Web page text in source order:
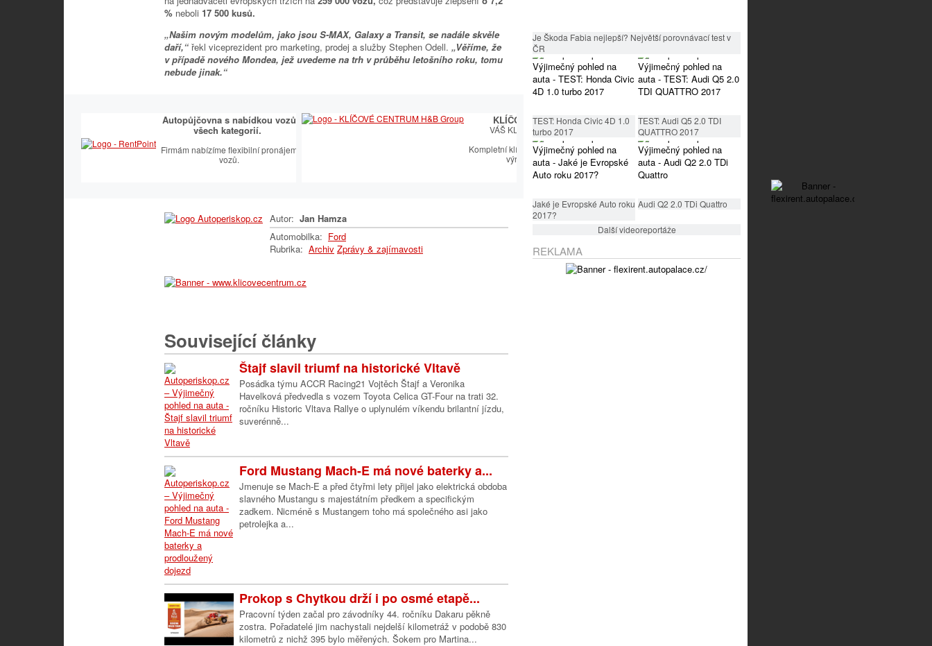
% neboli 17 500 kusů.
„Našim novým modelům, jako jsou S-MAX, Galaxy a Transit, se nadále skvěle
daří,“ řekl viceprezident pro marketing, prodej a služby Stephen Odell. „Věříme, že
v případě nového Mondea, jež uvedeme na trh v průběhu letošního roku, tomu
nebude jinak.“
Autopůjčovna s nabídkou vozů
všech kategorií.
Firmám nabízíme flexibilní pronájem
vozů.
KLÍČOVÉ CENTRUM
VÁŠ KLÍČOVÝ PARTNER
Kompletní klíčařský sortiment včetně
výroby autoklíčů
Autor: Jan Hamza
Automobilka: Ford
Rubrika: Archiv Zprávy & zajímavosti
Související články
Štajf slavil triumf na historické Vltavě
Posádka týmu ACCR Racing21 Vojtěch Štajf a Veronika
Havelková předvedla s vozem Toyota Celica GT-Four na trati 32.
ročníku Historic Vltava Rallye o uplynulém víkendu brilantní jízdu,
suverénně...
Ford Mustang Mach-E má nové baterky a...
Jmenuje se Mach-E a před čtyřmi lety přijel jako elektrická obdoba
slavného Mustangu s majestátním předkem a specifickým
zadkem. Nicméně s Mustangem toho má společného asi jako
petrolejka a...
Prokop s Chytkou drží i po osmé etapě...
Pracovní týden začal pro závodníky 44. ročníku Dakaru pěkně
zostra. Pořadatelé jim nachystali nejdelší kilometráž v podobě 830
kilometrů z nichž 395 bylo měřených. Šokem pro Martina...
Je Škoda Fabia nejlepší? Největší porovnávací test v
ČR
TEST: Honda Civic 4D 1.0
turbo 2017
TEST: Audi Q5 2.0 TDI
QUATTRO 2017
Jaké je Evropské Auto roku
2017?
Audi Q2 2.0 TDi Quattro
Další videoreportáže
REKLAMA